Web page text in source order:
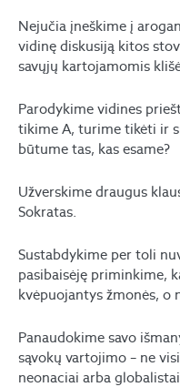
Nejučia įneškime į
vidinę diskusiją kitos
savųjų kartojamomis
Parodykime vidines
tikime A, turime tikėti ir
būtume tas, kas esame?
Užverskime draugus
Sokratas.
Sustabdykime per toli
pasibaisėję priminkime,
kvėpuojantys žmonės, o
Panaudokime savo
sąvokų vartojimo – ne
neonaciai arba